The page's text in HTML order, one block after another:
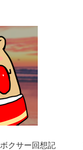
クサー回想記